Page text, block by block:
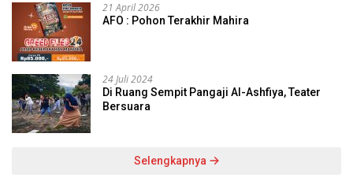
21 April 2026
AFO : Pohon Terakhir Mahira
24 Juli 2024
Di Ruang Sempit Pangaji Al-Ashfiya, Teater
Bersuara
Selengkapnya